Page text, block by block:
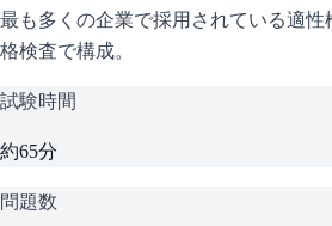
最も多くの企業で採用されている適
格検査で構成。
試験時間
約65分
問題数